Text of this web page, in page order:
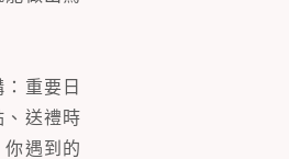
重要日
送禮時
遇到的